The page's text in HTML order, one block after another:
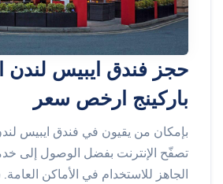
حجز فندق ايبيس
باركينج ارخص سعر
بإمكان من يقيون في فندق ايبيس
تصفّح الإنترنت بفضل الوصول إلى
الجاهز للاستخدام في الأماكن